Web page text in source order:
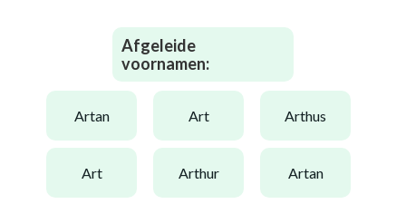
Afgeleide
voornamen:
artan art arthus
art arthur artan